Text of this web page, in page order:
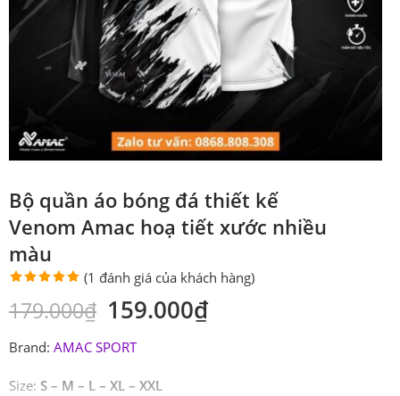
Bộ quần áo bóng đá thiết kế
Venom Amac hoạ tiết xước nhiều
màu
dựa trên
(1 đánh giá của khách hàng)
179.000₫ 159.000₫
Brand: AMAC SPORT
Size: S – M – L – XL – XXL